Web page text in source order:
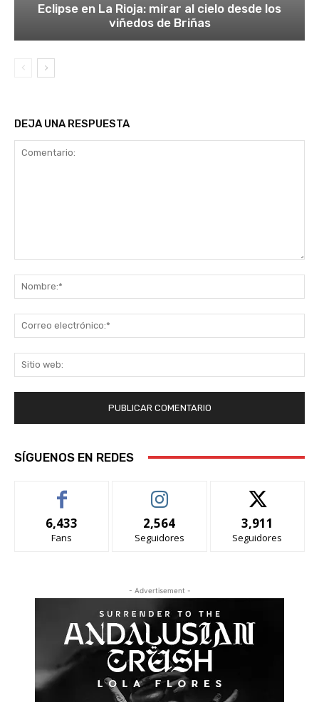
Eclipse en La Rioja: mirar al cielo desde los
viñedos de Briñas
DEJA UNA RESPUESTA
SÍGUENOS EN REDES
6,433
Fans
2,564
Seguidores
3,911
Seguidores
- Advertisement -